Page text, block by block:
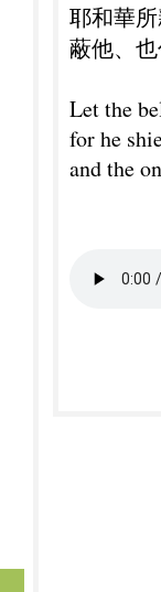
耶和華
蔽他、
Let the
for he
and the